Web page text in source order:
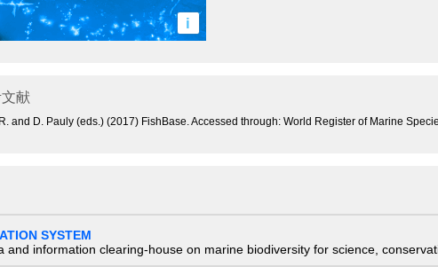
i
献
and D. Pauly (eds.) (2017) FishBase. Accessed through: World Register of Marine
SYSTEM
and information clearing-house on marine biodiversity for science,